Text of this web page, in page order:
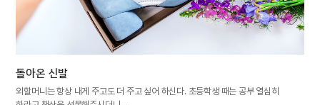
돌아온 신발
외할머니는 항상 내게 주고도 더 주고 싶어 하신다. 초등학생 때는 공부 열심히